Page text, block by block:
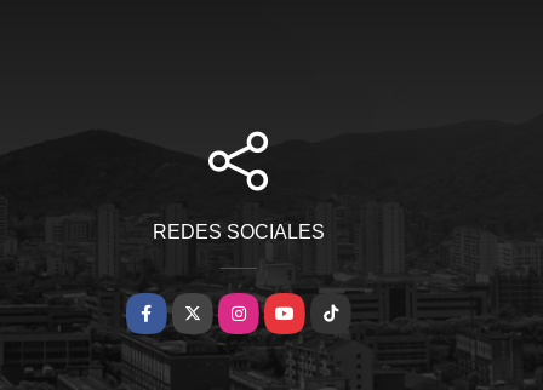
REDES SOCIALES
Facebook
X InstagramYouTube
TikTok